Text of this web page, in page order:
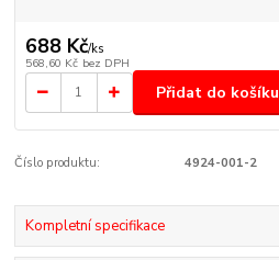
688 Kč/ks
568,60 Kč bez DPH
Přidat do košíku
Číslo produktu: 4924-001-2
Kompletní specifikace